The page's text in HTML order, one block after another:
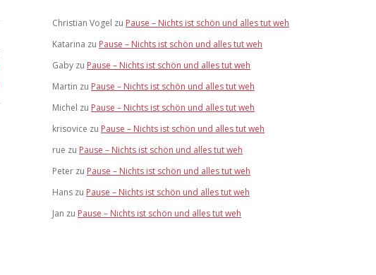
Christian Vogel zu Pause – Nichts ist schön und alles tut weh
Katarina zu Pause – Nichts ist schön und alles tut weh
Gaby zu Pause – Nichts ist schön und alles tut weh
Martin zu Pause – Nichts ist schön und alles tut weh
Michel zu Pause – Nichts ist schön und alles tut weh
krisovice zu Pause – Nichts ist schön und alles tut weh
rue zu Pause – Nichts ist schön und alles tut weh
Peter zu Pause – Nichts ist schön und alles tut weh
Hans zu Pause – Nichts ist schön und alles tut weh
Jan zu Pause – Nichts ist schön und alles tut weh